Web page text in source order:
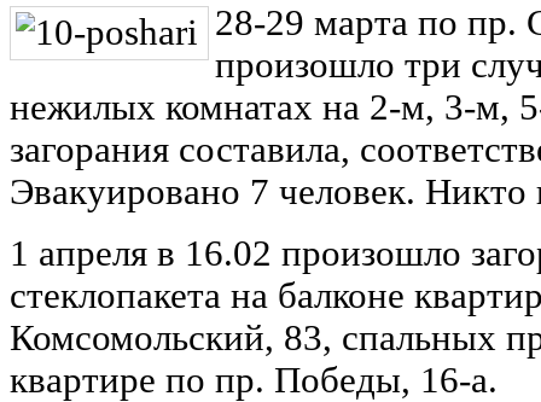
28-29 марта по пр.
произошло три
нежилых комнатах на 2-м, 3-м,
загорания составила,
Эвакуировано 7 человек. Никто
1 апреля в 16.02 произошло
стеклопакета на балконе
Комсомольский, 83, спальных
квартире по пр. Победы, 16-а.